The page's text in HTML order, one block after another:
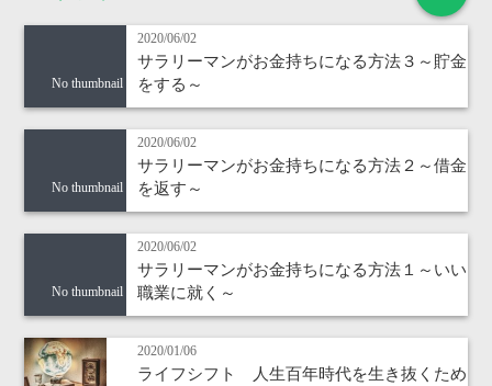
No thumbnail
2020/06/02
サラリーマンがお金持ちになる方法３～貯金
をする～
No thumbnail
2020/06/02
サラリーマンがお金持ちになる方法２～借金
を返す～
No thumbnail
2020/06/02
サラリーマンがお金持ちになる方法１～いい
職業に就く～
2020/01/06
ライフシフト 人生百年時代を生き抜くため